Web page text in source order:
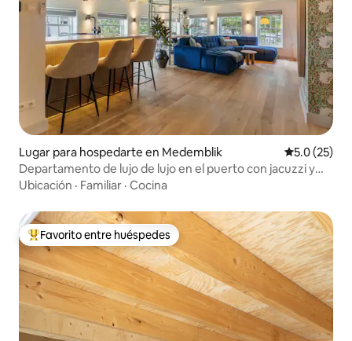
Lugar para hospedarte en Medemblik Calificación
5.0 (25)
Departamento de lujo de lujo en el puerto con jacuzzi y
sauna
Ubicación · Familiar · Cocina
De los mejores en Favorito entre huéspedes
Favorito entre huéspedes